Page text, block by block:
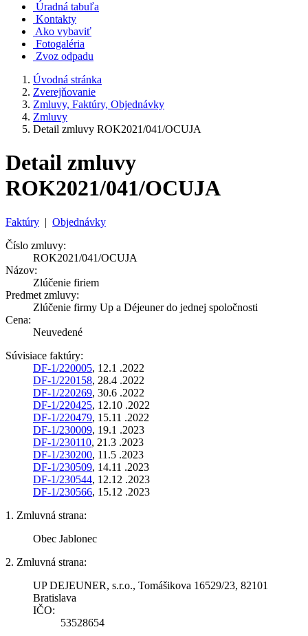
Úradná tabuľa
Kontakty
Ako vybaviť
Fotogaléria
Zvoz odpadu
Úvodná stránka
Zverejňovanie
Zmluvy, Faktúry, Objednávky
Zmluvy
Detail zmluvy ROK2021/041/OCUJA
Detail zmluvy
ROK2021/041/OCUJA
Faktúry | Objednávky
Číslo zmluvy:
ROK2021/041/OCUJA
Názov:
Zlúčenie firiem
Predmet zmluvy:
Zlúčenie firmy Up a Déjeuner do jednej spoločnosti
Cena:
Neuvedené
Súvisiace faktúry:
DF-1/220005, 12.1 .2022
DF-1/220158, 28.4 .2022
DF-1/220269, 30.6 .2022
DF-1/220425, 12.10 .2022
DF-1/220479, 15.11 .2022
DF-1/230009, 19.1 .2023
DF-1/230110, 21.3 .2023
DF-1/230200, 11.5 .2023
DF-1/230509, 14.11 .2023
DF-1/230544, 12.12 .2023
DF-1/230566, 15.12 .2023
1. Zmluvná strana:
Obec Jablonec
2. Zmluvná strana:
UP DEJEUNER, s.r.o., Tomášikova 16529/23, 82101
Bratislava
IČO:
53528654